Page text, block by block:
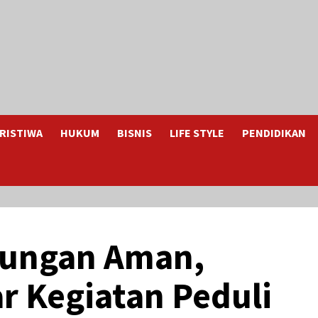
HUKUM BISNIS LIFE STYLE PENDIDIKAN
Aman,
Kegiatan Peduli